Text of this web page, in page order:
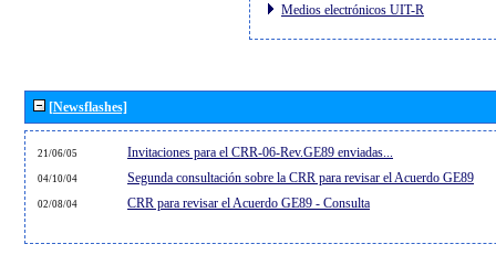
Medios electrónicos UIT-R
[Newsflashes]
21/06/05 Invitaciones para el CRR-06-Rev.GE89 enviadas...
04/10/04 Segunda consultación sobre la CRR para revisar el Acuerdo GE89
02/08/04 CRR para revisar el Acuerdo GE89 - Consulta